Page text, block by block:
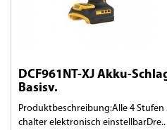
DCF961NT-XJ Akku-
Basisv.
Produktbeschreibung:Alle 4
chalter elektronisch einstellbarDre..